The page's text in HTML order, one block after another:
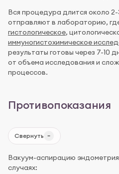
Вся процедура длится около
отправляют в лабораторию,
гистологическое,
иммуногистохимическое
результаты готовы через 7-10
от объема исследования и
процессов.
Противопоказания
Свернуть
Вакуум-аспирацию
случаях: